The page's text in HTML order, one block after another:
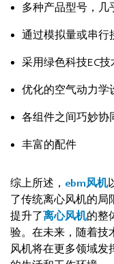
多种产品型号，几
通过模拟量或串行
采用绿色科技EC
优化的空气动力学
各组件之间巧妙协
丰富的配件
综上所述， ebm风机
了传统离心风机的局
提升了离心风机的整
验。在未来，随着技
风机将在更多领域发